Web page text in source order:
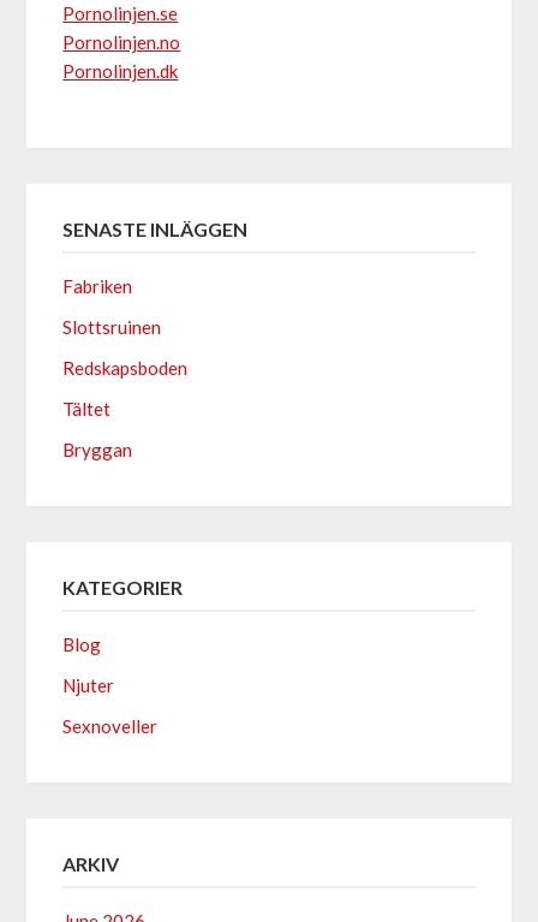
Pornolinjen.se
Pornolinjen.no
Pornolinjen.dk
SENASTE INLÄGGEN
Fabriken
Slottsruinen
Redskapsboden
Tältet
Bryggan
KATEGORIER
Blog
Njuter
Sexnoveller
ARKIV